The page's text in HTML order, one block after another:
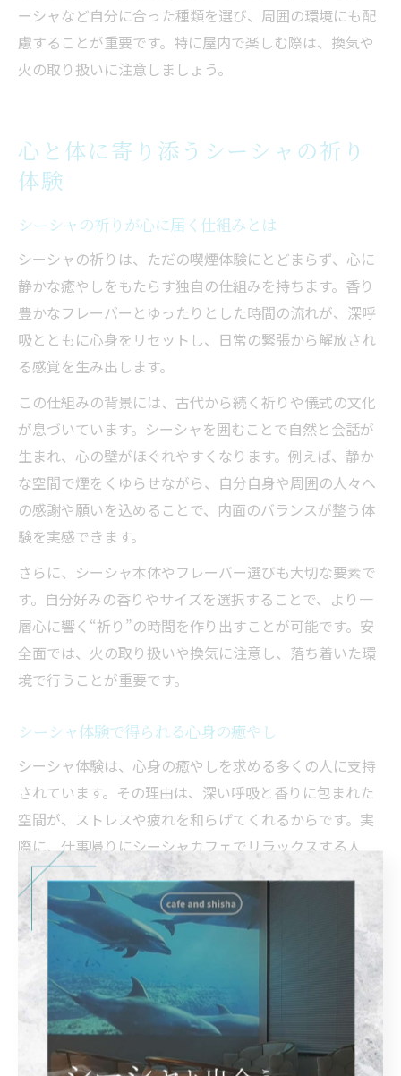
ーシャなど自分に合った種類を選び、周囲の環境にも配
慮することが重要です。特に屋内で楽しむ際は、換気や
火の取り扱いに注意しましょう。
心と体に寄り添うシーシャの祈り
体験
シーシャの祈りが心に届く仕組みとは
シーシャの祈りは、ただの喫煙体験にとどまらず、心に
静かな癒やしをもたらす独自の仕組みを持ちます。香り
豊かなフレーバーとゆったりとした時間の流れが、深呼
吸とともに心身をリセットし、日常の緊張から解放され
る感覚を生み出します。
この仕組みの背景には、古代から続く祈りや儀式の文化
が息づいています。シーシャを囲むことで自然と会話が
生まれ、心の壁がほぐれやすくなります。例えば、静か
な空間で煙をくゆらせながら、自分自身や周囲の人々へ
の感謝や願いを込めることで、内面のバランスが整う体
験を実感できます。
さらに、シーシャ本体やフレーバー選びも大切な要素で
す。自分好みの香りやサイズを選択することで、より一
層心に響く“祈り”の時間を作り出すことが可能です。安
全面では、火の取り扱いや換気に注意し、落ち着いた環
境で行うことが重要です。
シーシャ体験で得られる心身の癒やし
シーシャ体験は、心身の癒やしを求める多くの人に支持
されています。その理由は、深い呼吸と香りに包まれた
空間が、ストレスや疲れを和らげてくれるからです。実
際に、仕事帰りにシーシャカフェでリラックスする人
や、自宅でおうちシーシャを楽しむ方も増えています。
癒やしを最大限に感じるためには、フレーバーの選択が
ポイントです。爽やかなものや甘いもの、様々な種類か
ら自分の気分や体調に合わせて選ぶことで、より満足度
の高い体験が可能となります。たとえば、柑橘系の香り
はリフレッシュ効果が高く、ベリー系は気持ちを落ち着